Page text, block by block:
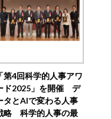
「第4回科学的人事アワ
ド2025」を開催 デ
タとAIで変わる人事
略 科学的人事の最